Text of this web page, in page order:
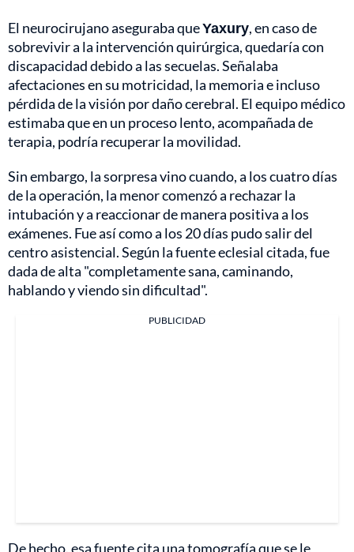
El neurocirujano aseguraba queYaxury, en caso de
sobrevivir a la intervención quirúrgica, quedaría con
discapacidad debido a las secuelas. Señalaba
afectaciones en su motricidad, la memoria e incluso
pérdida de la visión por daño cerebral. El equipo médico
estimaba que en un proceso lento, acompañada de
terapia, podría recuperar la movilidad.
Sin embargo, la sorpresa vino cuando, a los cuatro días
de la operación, la menor comenzó a rechazar la
intubación y a reaccionar de manera positiva a los
exámenes. Fue así como a los 20 días pudo salir del
centro asistencial. Según la fuente eclesial citada, fue
dada de alta "completamente sana, caminando,
hablando y viendo sin dificultad".
PUBLICIDAD
De hecho, esa fuente cita una tomografía que se le